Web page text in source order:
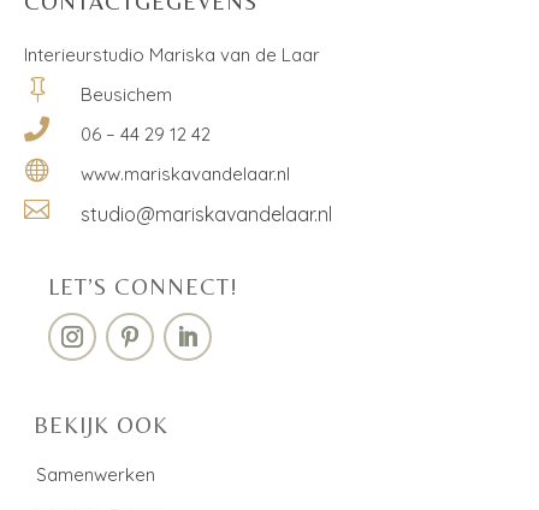
Interieurstudio Mariska van de Laar
 Beusichem
 06 – 44 29 12 42
 www.mariskavandelaar.nl
 studio@mariskavandelaar.nl
LET’S CONNECT!
BEKIJK OOK
Samenwerken